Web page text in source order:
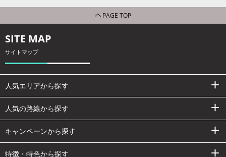
PAGE TOP
SITE MAP
サイトマップ
人気エリアから探す
人気の路線から探す
キャンペーンから探す
特徴・特色から探す